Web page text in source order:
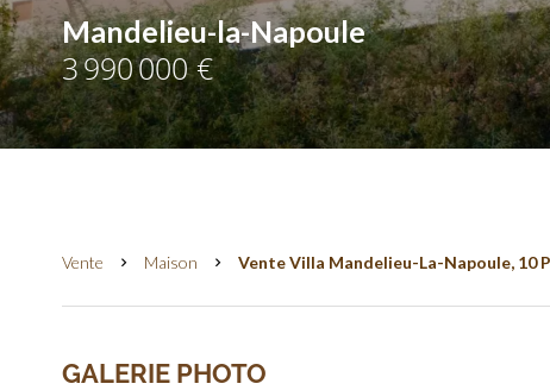
Mandelieu-la-Napoule
3 990 000 €
Vente Maison Vente Villa Mandelieu-La-Napoule, 10
GALERIE PHOTO